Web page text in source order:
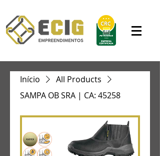
Início
All Products
SAMPA OB SRA | CA: 45258